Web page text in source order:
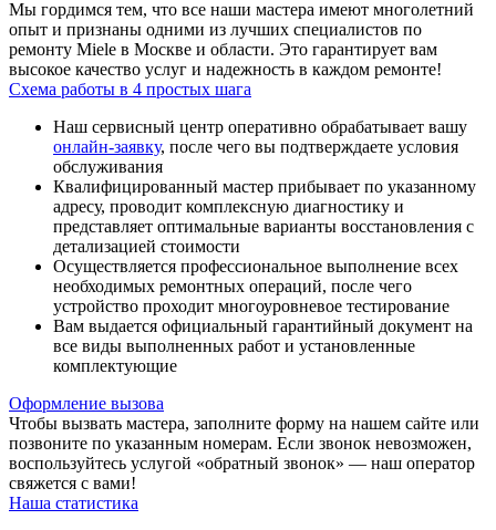
Мы гордимся тем, что все наши мастера имеют многолетний
опыт и признаны одними из лучших специалистов по
ремонту Miele в Москве и области. Это гарантирует вам
высокое качество услуг и надежность в каждом ремонте!
Схема работы в 4 простых шага
Наш сервисный центр оперативно обрабатывает вашу
онлайн-заявку, после чего вы подтверждаете условия
обслуживания
Квалифицированный мастер прибывает по указанному
адресу, проводит комплексную диагностику и
представляет оптимальные варианты восстановления с
детализацией стоимости
Осуществляется профессиональное выполнение всех
необходимых ремонтных операций, после чего
устройство проходит многоуровневое тестирование
Вам выдается официальный гарантийный документ на
все виды выполненных работ и установленные
комплектующие
Оформление вызова
Чтобы вызвать мастера, заполните форму на нашем сайте или
позвоните по указанным номерам. Если звонок невозможен,
воспользуйтесь услугой «обратный звонок» — наш оператор
свяжется с вами!
Наша статистика